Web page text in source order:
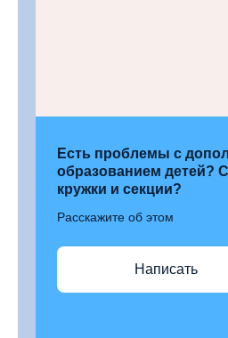
Есть проблемы с
образованием детей?
кружки и секции?
Расскажите об этом
Написать